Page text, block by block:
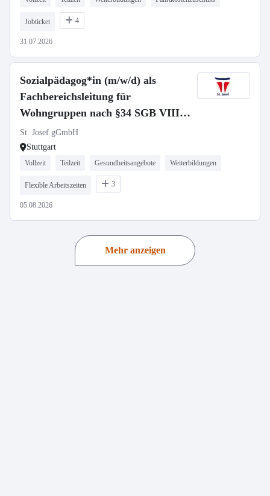
Jobticket 4
31.07.2026
Sozialpädagog*in (m/w/d) als
Fachbereichsleitung für
Wohngruppen nach §34 SGB VIII -
Vollzeit / Teilzeit
St. Josef gGmbH
Stuttgart
Vollzeit Teilzeit Gesundheitsangebote Weiterbildungen
Flexible Arbeitszeiten 3
05.08.2026
Mehr anzeigen